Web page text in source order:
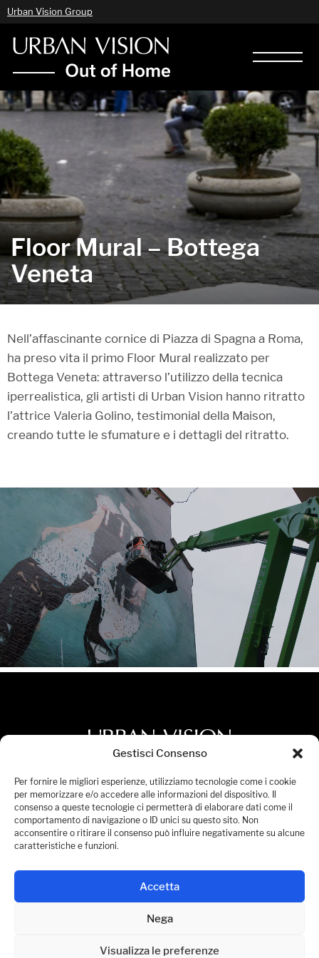
Gestisci Consenso
Per fornire le migliori esperienze, utilizziamo tecnologie come i cookie
per memorizzare e/o accedere alle informazioni del dispositivo. Il
consenso a queste tecnologie ci permetterà di elaborare dati come il
comportamento di navigazione o ID unici su questo sito. Non
acconsentire o ritirare il consenso può influire negativamente su alcune
caratteristiche e funzioni.
Accetta
Nega
Visualizza le preferenze
Urban Vision Group
Floor Mural – Bottega
Veneta
Nell’affascinante cornice di Piazza di Spagna a Roma,
ha preso vita il primo Floor Mural realizzato per
Bottega Veneta: attraverso l’utilizzo della tecnica
iperrealistica, gli artisti di Urban Vision hanno ritratto
l’attrice Valeria Golino, testimonial della Maison,
creando tutte le sfumature e i dettagli del ritratto.
Privacy Policy
Cookies Policy
Dichiarazione di Accessibilità
Gestisci Consensi
© 2026 Urban Vision S.p.A. All Rights Reserved.
P.IVA 08236441005